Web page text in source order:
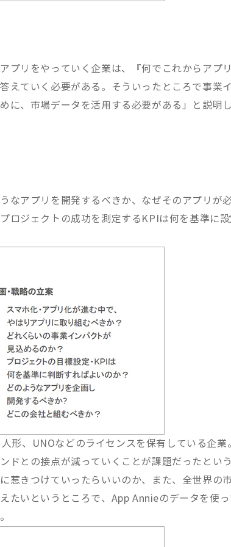
プリをやっていく企業は、『何でこれからアプ
えていく必要がある。そういったところで事業
に、市場データを活用する必要がある」と説明し
なアプリを開発するべきか、なぜそのアプリが
ロジェクトの成功を測定するKPIは何を基準に設
、UNOなどのライセンスを保有している企業。
との接点が減っていくことが課題だったという
惹きつけていったらいいのか、また、全世界の
たいというところで、App Annieのデータを使っ